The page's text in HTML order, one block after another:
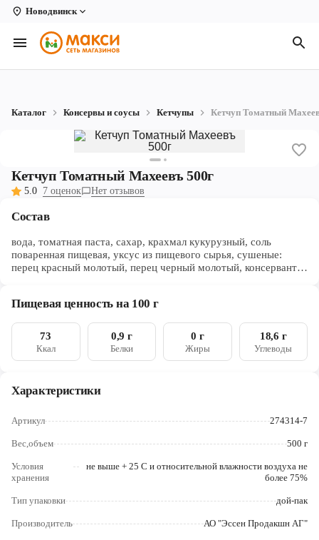
Новодвинск
Вологда
Архангельск
Коряжма
Котлас
Новодвинск
Рыбинск
Череповец
Ярославль
Каталог Консервы и соусы Кетчупы Кетчуп Томатный
Кетчуп Томатный Махеевъ 500г
5.0 7 оценок Нет отзывов
Состав
вода, томатная паста, сахар, крахмал кукурузный, соль
поваренная пищевая, уксус из пищевого сырья, сушеные:
перец красный молотый, перец черный молотый, консерванты:
Пищевая ценность на 100 г
73
Ккал
0,9 г
Белки
0 г
Жиры
18,6 г
Углеводы
Характеристики
Артикул 274314-7
Вес,объем 500 г
Условия
хранения
не выше + 25 С и относительной влажности воздуха не
более 75%
Тип упаковки дой-пак
Производитель АО "Эссен Продакшн АГ"